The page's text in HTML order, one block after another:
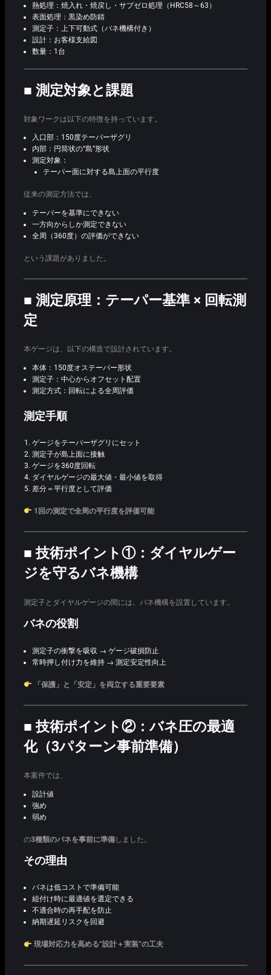
熱処理：焼入れ・焼戻し・サブゼロ処理（HRC58～63）
表面処理：黒染め防錆
測定子：上下可動式（バネ機構付き）
設計：お客様支給図
数量：1台
■ 測定対象と課題
対象ワークは以下の特徴を持っています。
入口部：150度テーパーザグリ
内部：円筒状の“島”形状
測定対象：
テーパー面に対する島上面の平行度
従来の測定方法では、
テーパーを基準にできない
一方向からしか測定できない
全周（360度）の評価ができない
という課題がありました。
■ 測定原理：テーパー基準 × 回転測
定
本ゲージは、以下の構造で設計されています。
本体：150度オステーパー形状
測定子：中心からオフセット配置
測定方式：回転による全周評価
測定手順
ゲージをテーパーザグリにセット
測定子が島上面に接触
ゲージを360度回転
ダイヤルゲージの最大値・最小値を取得
差分＝平行度として評価
1回の測定で全周の平行度を評価可能
■ 技術ポイント①：ダイヤルゲー
ジを守るバネ機構
測定子とダイヤルゲージの間には、バネ機構を設置しています。
バネの役割
測定子の衝撃を吸収 → ゲージ破損防止
常時押し付け力を維持 → 測定安定性向上
「保護」と「安定」を両立する重要要素
■ 技術ポイント②：バネ圧の最適
化（3パターン事前準備）
本案件では、
設計値
強め
弱め
の3種類のバネを事前に準備しました。
その理由
バネは低コストで準備可能
組付け時に最適値を選定できる
不適合時の再手配を防止
納期遅延リスクを回避
現場対応力を高める“設計＋実装”の工夫